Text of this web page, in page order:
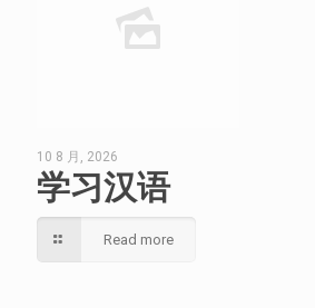
10 8 月, 2026
学习汉语
Read more